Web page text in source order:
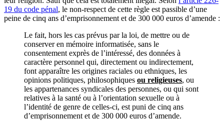
19 du code pénal, le non-respect de cette règle est passible d’une
peine de cinq ans d’emprisonnement et de 300 000 euros d’amende :
Le fait, hors les cas prévus par la loi, de mettre ou de
conserver en mémoire informatisée, sans le
consentement exprès de l’intéressé, des données à
caractère personnel qui, directement ou indirectement,
font apparaître les origines raciales ou ethniques, les
opinions politiques, philosophiques ou religieuses, ou
les appartenances syndicales des personnes, ou qui sont
relatives à la santé ou à l’orientation sexuelle ou à
l’identité de genre de celles-ci, est puni de cinq ans
d’emprisonnement et de 300 000 euros d’amende.